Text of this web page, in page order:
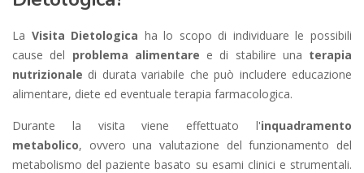
La Visita Dietologica ha lo scopo di individuare le possibili
cause del problema alimentare e di stabilire una terapia
nutrizionale di durata variabile che può includere educazione
alimentare, diete ed eventuale terapia farmacologica.
Durante la visita viene effettuato l'inquadramento
metabolico, ovvero una valutazione del funzionamento del
metabolismo del paziente basato su esami clinici e strumentali.